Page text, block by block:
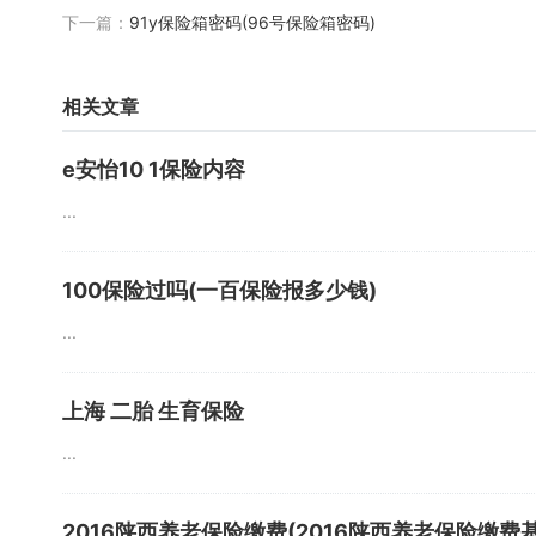
下一篇： 91y保险箱密码(96号保险箱密码)
相关文章
e安怡10 1保险内容
...
100保险过吗(一百保险报多少钱)
...
上海 二胎 生育保险
...